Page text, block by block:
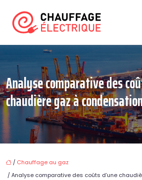
Analyse comparative des
chaudière gaz à
/ Chauffage au gaz
/ Analyse comparative des coûts d’une